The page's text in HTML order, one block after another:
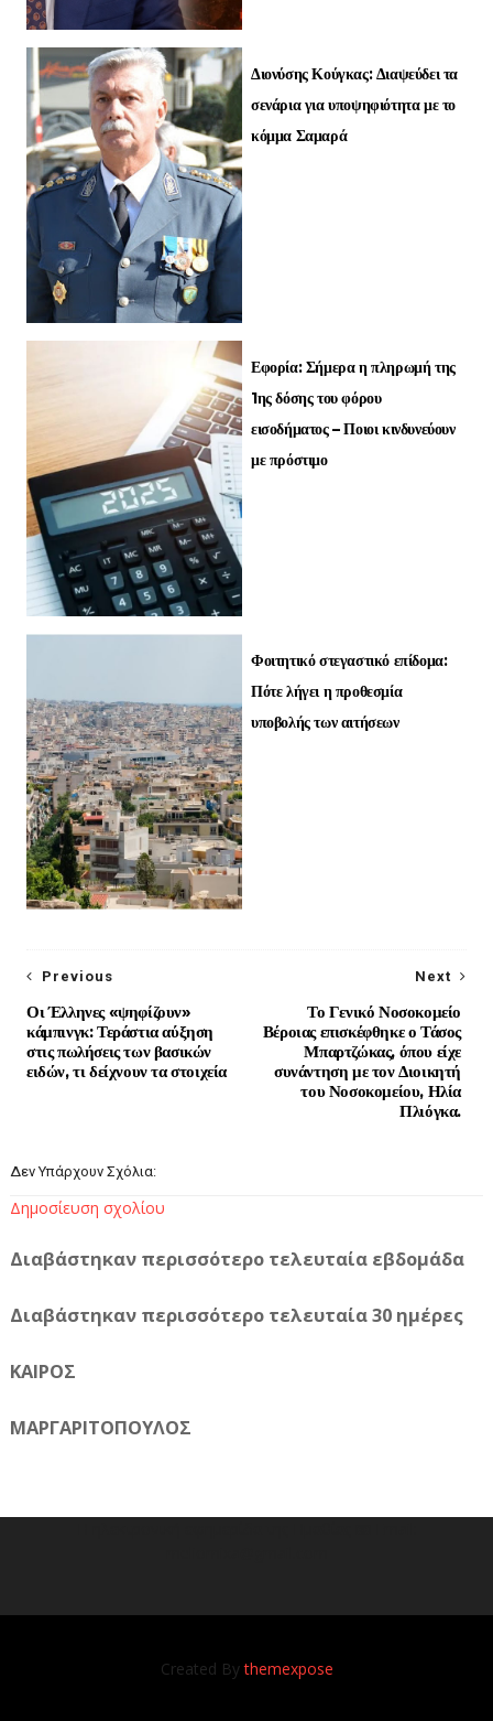
Διονύσης Κούγκας: Διαψεύδει τα
σενάρια για υποψηφιότητα με το
κόμμα Σαμαρά
Εφορία: Σήμερα η πληρωμή της
1ης δόσης του φόρου
εισοδήματος – Ποιοι κινδυνεύουν
με πρόστιμο
Φοιτητικό στεγαστικό επίδομα:
Πότε λήγει η προθεσμία
υποβολής των αιτήσεων
Next
Το Γενικό Νοσοκομείο
Βέροιας επισκέφθηκε ο Τάσος
Μπαρτζώκας, όπου είχε
συνάντηση με τον Διοικητή
του Νοσοκομείου, Ηλία
Πλιόγκα.
Previous
Οι Έλληνες «ψηφίζουν»
κάμπινγκ: Τεράστια αύξηση
στις πωλήσεις των βασικών
ειδών, τι δείχνουν τα στοιχεία
Δεν Υπάρχουν Σχόλια:
Δημοσίευση σχολίου
Διαβάστηκαν περισσότερο τελευταία εβδομάδα
Διαβάστηκαν περισσότερο τελευταία 30 ημέρες
ΚΑΙΡΟΣ
ΜΑΡΓΑΡΙΤΟΠΟΥΛΟΣ
Created Bythemexpose